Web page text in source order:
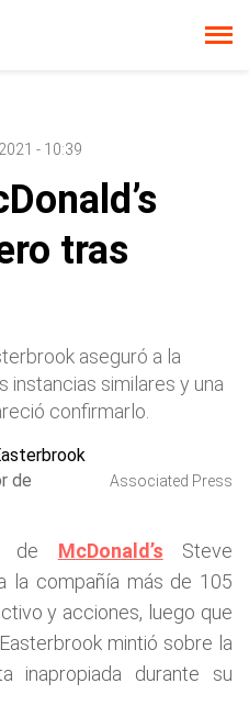
- 10:39
tras
aseguró a la
instancias similares y una
confirmarlo.
de
Associated Press
de McDonald’s Steve
la compañía más de 105
y acciones, luego que
mintió sobre la
inapropiada durante su